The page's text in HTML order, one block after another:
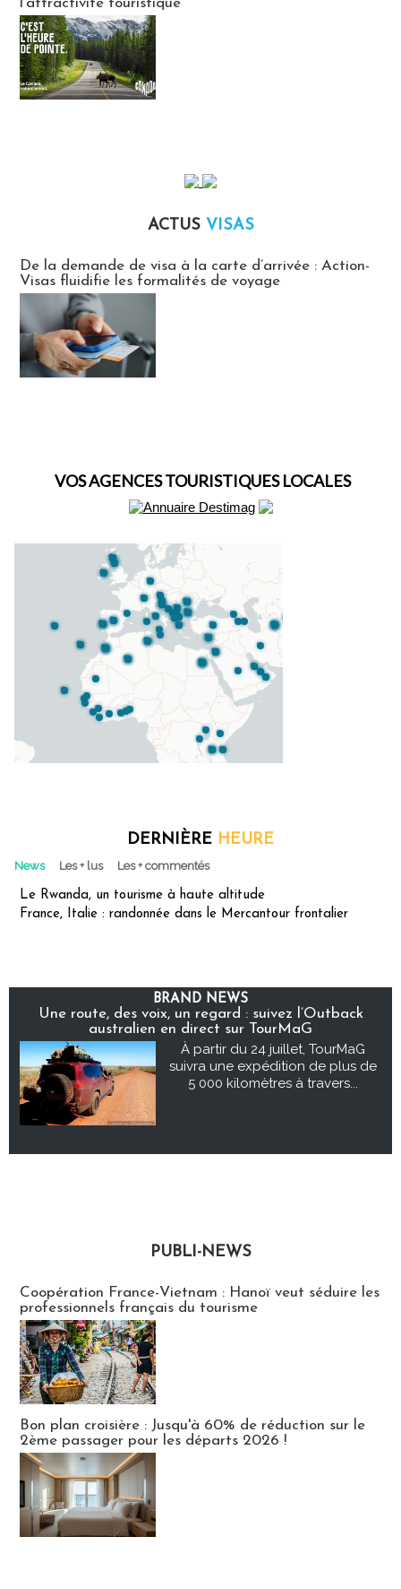
l’attractivité touristique
ACTUS VISAS
De la demande de visa à la carte d’arrivée : Action-
Visas fluidifie les formalités de voyage
VOS AGENCES TOURISTIQUES LOCALES
DERNIÈRE HEURE
News Les + lus Les + commentés
Le Rwanda, un tourisme à haute altitude
France, Italie : randonnée dans le Mercantour frontalier
BRAND NEWS
Une route, des voix, un regard : suivez l’Outback
australien en direct sur TourMaG
À partir du 24 juillet, TourMaG
suivra une expédition de plus de
5 000 kilomètres à travers...
PUBLI-NEWS
Coopération France-Vietnam : Hanoï veut séduire les
professionnels français du tourisme
Bon plan croisière : Jusqu'à 60% de réduction sur le
2ème passager pour les départs 2026 !